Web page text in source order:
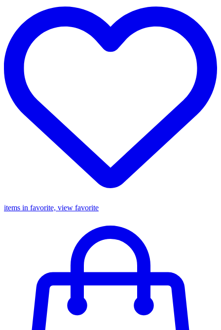
items in favorite, view favorite